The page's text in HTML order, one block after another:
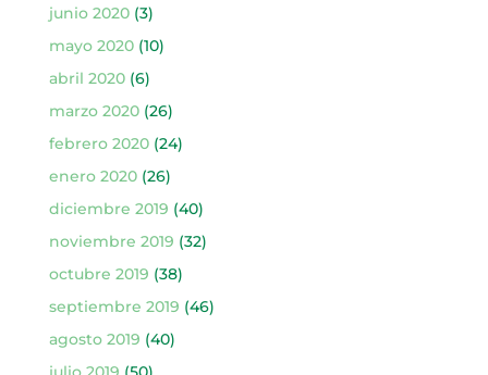
junio 2020(3)
mayo 2020(10)
abril 2020(6)
marzo 2020(26)
febrero 2020(24)
enero 2020(26)
diciembre 2019 (40)
noviembre 2019 (32)
octubre 2019 (38)
septiembre 2019 (46)
agosto 2019 (40)